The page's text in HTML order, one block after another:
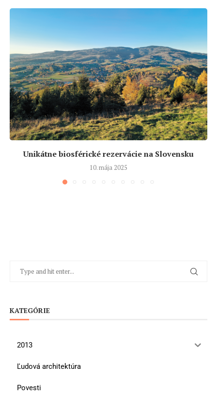
Unikátne biosférické rezervácie na Slovensku
10. mája 2025
KATEGÓRIE
2013
Ľudová architektúra
Povesti